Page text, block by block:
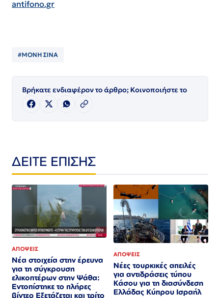
antifono.gr
#ΜΟΝΗ ΣΙΝΑ
Βρήκατε ενδιαφέρον το άρθρο; Κοινοποιήστε το
ΔΕΙΤΕ ΕΠΙΣΗΣ
ΑΠΟΨΕΙΣ
Νέα στοιχεία στην έρευνα
για τη σύγκρουση
ελικοπτέρων στην Ψάθα:
Εντοπίστηκε το πλήρες
βίντεο Εξετάζεται και τρίτο
ΑΠΟΨΕΙΣ
Νέες τουρκικές απειλές
για αντιδράσεις τύπου
Κάσου για τη διασύνδεση
Ελλάδας Κύπρου Ισραήλ